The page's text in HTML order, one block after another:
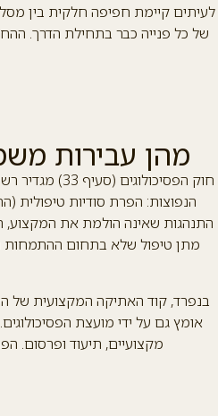
לעיתים קיימת חפיפה חלקית בין
של כל פנייה כבר בתחילת הדרך.
מהן עבירות
חוק
הנפוצות: הפרת סודיות טיפולית
התנהגות שאינה הולמת את המקצוע,
מתן טיפול שלא בתחום ההתמחות
בנפרד, קוד האתיקה המקצועית של
אומץ גם על ידי מועצת
מקצועיים, תיעוד ופרסום.